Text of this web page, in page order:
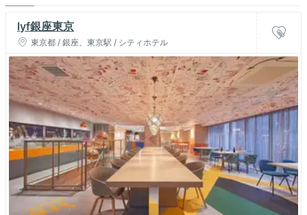
lyf銀座東京
東京都 / 銀座、東京駅 / シティホテル